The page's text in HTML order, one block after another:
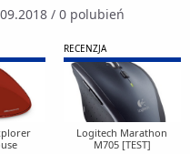
/ 0 polubień
RECENZJA
Logitech Marathon
M705 [TEST]